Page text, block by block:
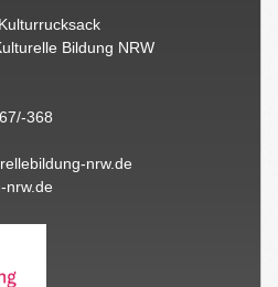
Bildung NRW
368
nrw.de
nrw.de